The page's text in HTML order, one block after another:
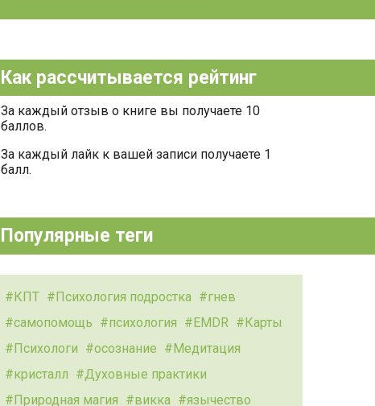
Как рассчитывается рейтинг
За каждый отзыв о книге вы получаете 10
баллов.
За каждый лайк к вашей записи получаете 1
балл.
Популярные теги
КПТ Психология подростка
гнев
самопомощь
психология EMDR
Карты
Психологи
осознание
Медитация
кристалл
Духовные практики
Природная магия
викка
язычество